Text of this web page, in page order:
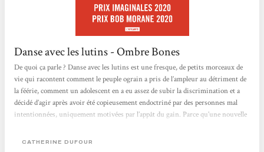
Danse avec les lutins - Ombre Bones
De quoi ça parle ? Danse avec les lutins est une fresque, de petits morceaux de
vie qui racontent comment le peuple ograin a pris de l’ampleur au détriment de
la féérie, comment un adolescent en a eu assez de subir la discrimination et a
décidé d’agir après avoir été copieusement endoctriné par des personnes mal
intentionnées, uniquement motivées par l’appât du gain. Parce qu’une nouvelle
Une métaphore à grande échelle. Le roman couvre une large période...
CATHERINE DUFOUR